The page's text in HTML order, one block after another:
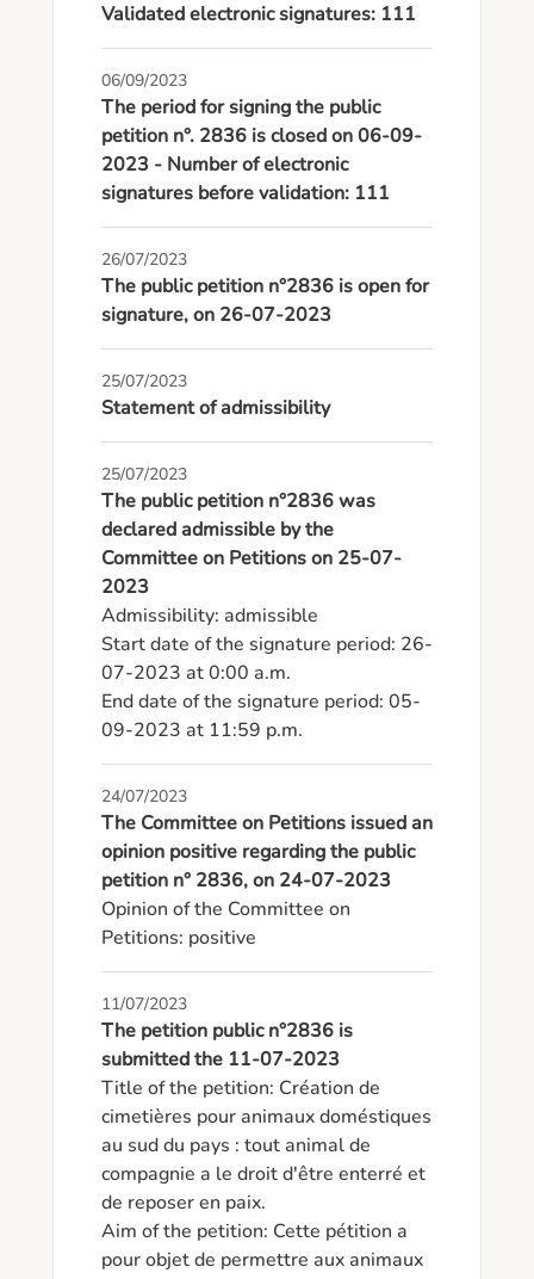
Validated electronic signatures: 111
06/09/2023
The period for signing the public
petition n°. 2836 is closed on 06-09-
2023 - Number of electronic
signatures before validation: 111
26/07/2023
The public petition n°2836 is open for
signature, on 26-07-2023
25/07/2023
Statement of admissibility
25/07/2023
The public petition n°2836 was
declared admissible by the
Committee on Petitions on 25-07-
2023
Admissibility: admissible
Start date of the signature period: 26-
07-2023 at 0:00 a.m.
End date of the signature period: 05-
09-2023 at 11:59 p.m.
24/07/2023
The Committee on Petitions issued an
opinion positive regarding the public
petition n° 2836, on 24-07-2023
Opinion of the Committee on
Petitions: positive
11/07/2023
The petition public n°2836 is
submitted the 11-07-2023
Title of the petition: Création de
cimetières pour animaux doméstiques
au sud du pays : tout animal de
compagnie a le droit d'être enterré et
de reposer en paix.
Aim of the petition: Cette pétition a
pour objet de permettre aux animaux